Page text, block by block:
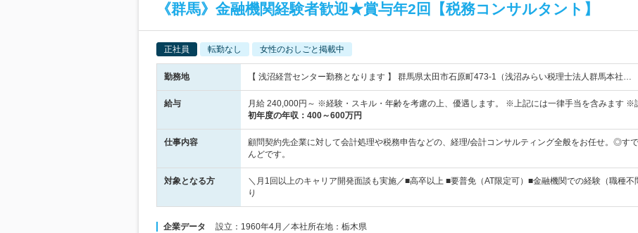
《群馬》金融機関経験者歓迎★賞与年2回【税務コンサルタント】
正社員 転勤なし 女性のおしごと掲載中
勤務地 【 浅沼経営センター勤務となります 】 群馬県太田市石原町473-1（浅沼みらい税理士法人群馬本社…
給与
月給 240,000円～ ※経験・スキル・年齢を考慮の上、優遇します。 ※上記には一律手当を含みます
初年度の年収： 400～600万円
仕事内容
顧問契約先企業に対して会計処理や税務申告などの、経理/会計コンサルティング全般をお任せ。◎す
んどです。
対象となる方
＼月1回以上のキャリア開発面談も実施／■高卒以上 ■要普免（AT限定可）■金融機関での経験（職種
り
企業データ 設立：1960年4月／本社所在地：栃木県